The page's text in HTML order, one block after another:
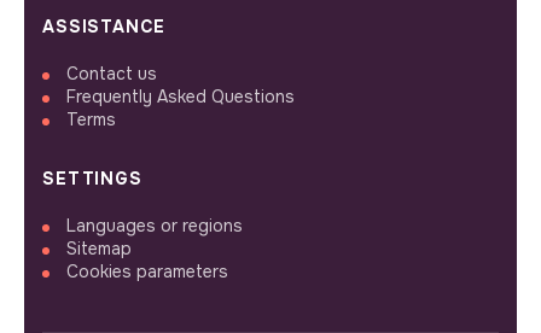
ASSISTANCE
Contact us
Frequently Asked Questions
Terms
SETTINGS
Languages or regions
Sitemap
Cookies parameters